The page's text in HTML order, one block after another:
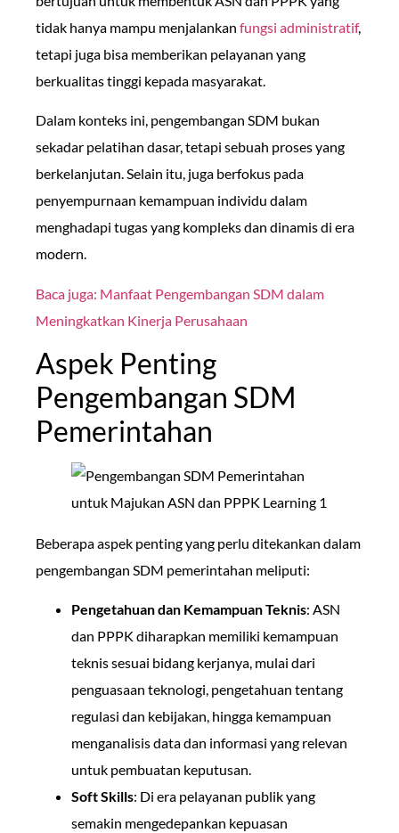
tidak hanya mampu menjalankan fungsi administratif,
tetapi juga bisa memberikan pelayanan yang
berkualitas tinggi kepada masyarakat.
Dalam konteks ini, pengembangan SDM bukan
sekadar pelatihan dasar, tetapi sebuah proses yang
berkelanjutan. Selain itu, juga berfokus pada
penyempurnaan kemampuan individu dalam
menghadapi tugas yang kompleks dan dinamis di era
modern.
Baca juga: Manfaat Pengembangan SDM dalam
Meningkatkan Kinerja Perusahaan
Aspek Penting
Pengembangan SDM
Pemerintahan
Beberapa aspek penting yang perlu ditekankan dalam
pengembangan SDM pemerintahan meliputi:
Pengetahuan dan Kemampuan Teknis: ASN
dan PPPK diharapkan memiliki kemampuan
teknis sesuai bidang kerjanya, mulai dari
penguasaan teknologi, pengetahuan tentang
regulasi dan kebijakan, hingga kemampuan
menganalisis data dan informasi yang relevan
untuk pembuatan keputusan.
Soft Skills: Di era pelayanan publik yang
semakin mengedepankan kepuasan